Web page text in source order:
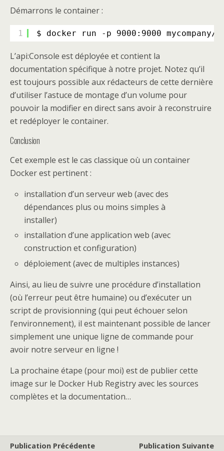
Démarrons le container :
1 $ docker run -p 9000:9000 mycompany/
L’api:Console est déployée et contient la
documentation spécifique à notre projet. Notez qu’il
est toujours possible aux rédacteurs de cette dernière
d’utiliser l’astuce de montage d’un volume pour
pouvoir la modifier en direct sans avoir à reconstruire
et redéployer le container.
Conclusion
Cet exemple est le cas classique où un container
Docker est pertinent :
installation d’un serveur web (avec des
dépendances plus ou moins simples à
installer)
installation d’une application web (avec
construction et configuration)
déploiement (avec de multiples instances)
Ainsi, au lieu de suivre une procédure d’installation
(où l’erreur peut être humaine) ou d’exécuter un
script de provisionning (qui peut échouer selon
l’environnement), il est maintenant possible de lancer
simplement une unique ligne de commande pour
avoir notre serveur en ligne !
La prochaine étape (pour moi) est de publier cette
image sur le Docker Hub Registry avec les sources
complètes et la documentation…
Publication Précédente
Publication Suivante